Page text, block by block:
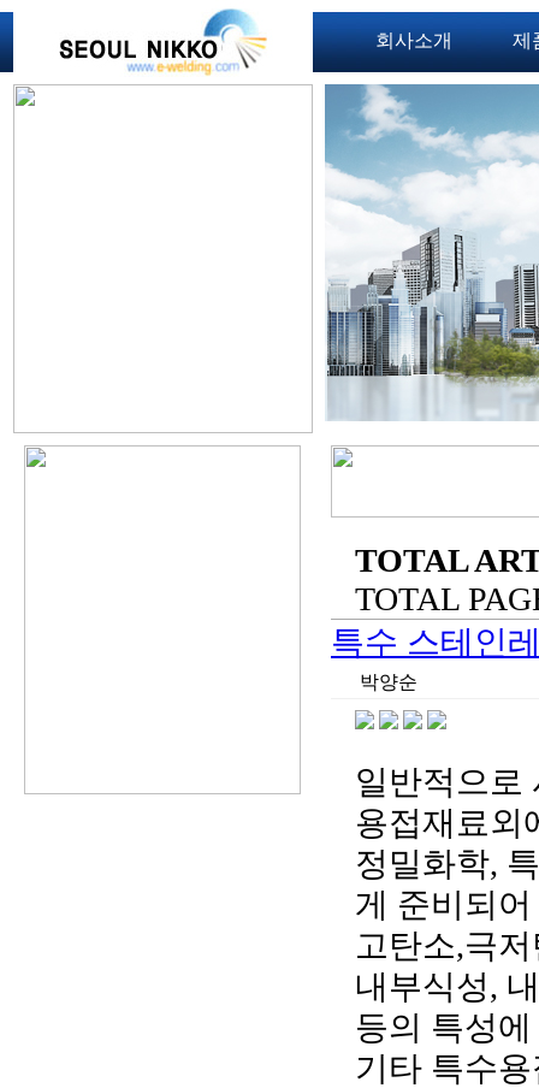
회사소개 제
TOTAL
TOTAL
특수 스테인
박양순
일반적으로
용접재료외
정밀화학,
게 준비되
고탄소,극
내부식성,
등의 특성
기타 특수